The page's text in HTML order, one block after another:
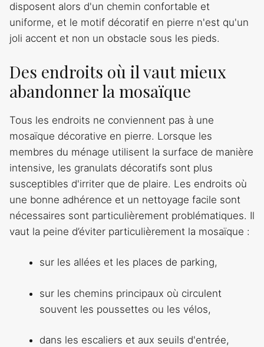
disposent alors d'un chemin confortable et
uniforme, et le motif décoratif en pierre n'est qu'un
joli accent et non un obstacle sous les pieds.
Des endroits où il vaut mieux
abandonner la mosaïque
Tous les endroits ne conviennent pas à une
mosaïque décorative en pierre. Lorsque les
membres du ménage utilisent la surface de manière
intensive, les granulats décoratifs sont plus
susceptibles d'irriter que de plaire. Les endroits où
une bonne adhérence et un nettoyage facile sont
nécessaires sont particulièrement problématiques. Il
vaut la peine d’éviter particulièrement la mosaïque :
sur les allées et les places de parking,
sur les chemins principaux où circulent
souvent les poussettes ou les vélos,
dans les escaliers et aux seuils d'entrée,